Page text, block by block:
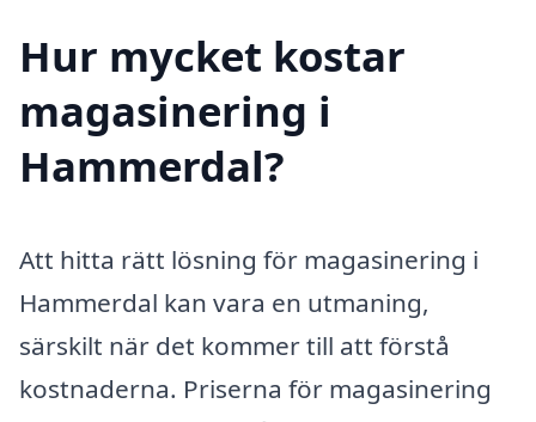
Hur mycket kostar
magasinering i
Hammerdal?
Att hitta rätt lösning för magasinering i
Hammerdal kan vara en utmaning,
särskilt när det kommer till att förstå
kostnaderna. Priserna för magasinering